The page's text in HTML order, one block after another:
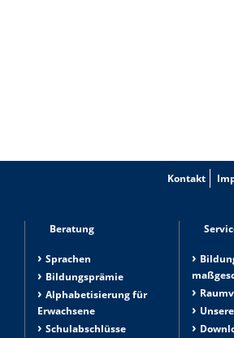
Kontakt
Beratung
Sprachen
Bildungsprämie
Alphabetisierung für
Erwachsene
Schulabschlüsse